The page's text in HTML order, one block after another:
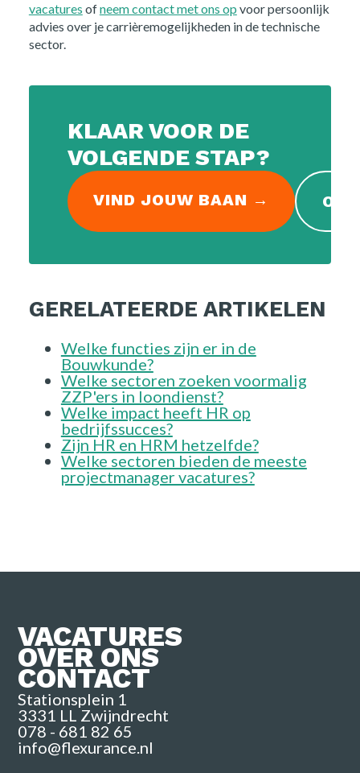
vacatures ofneem contact met ons op voor persoonlijk
advies over je carrièremogelijkheden in de technische
sector.
KLAAR VOOR DE
VOLGENDE STAP?
VIND JOUW BAAN →
GERELATEERDE ARTIKELEN
Welke functies zijn er in de
Bouwkunde?
Welke sectoren zoeken voormalig
ZZP'ers in loondienst?
Welke impact heeft HR op
bedrijfssucces?
Zijn HR en HRM hetzelfde?
Welke sectoren bieden de meeste
projectmanager vacatures?
VACATURES
OVER ONS
CONTACT
Stationsplein 1
3331 LL Zwijndrecht
078 - 681 82 65
info@flexurance.nl